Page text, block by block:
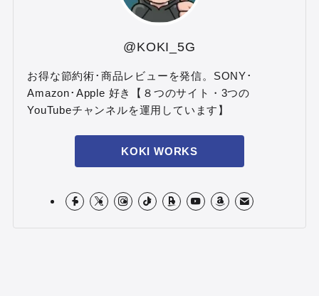
@KOKI_5G
お得な節約術･商品レビューを発信。SONY･
Amazon･Apple 好き【８つのサイト・3つの
YouTubeチャンネルを運用しています】
KOKI WORKS